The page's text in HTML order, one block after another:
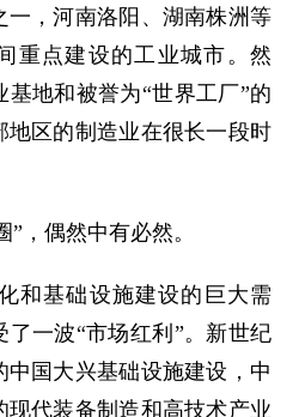
一，河南洛阳、湖南株洲等
重点建设的工业城市。然
地和被誉为“世界工厂”的
地区的制造业在很长一段时
偶然中有必然。
基础设施建设的巨大需
一波“市场红利”。新世纪
国大兴基础设施建设，中
代装备制造和高技术产业